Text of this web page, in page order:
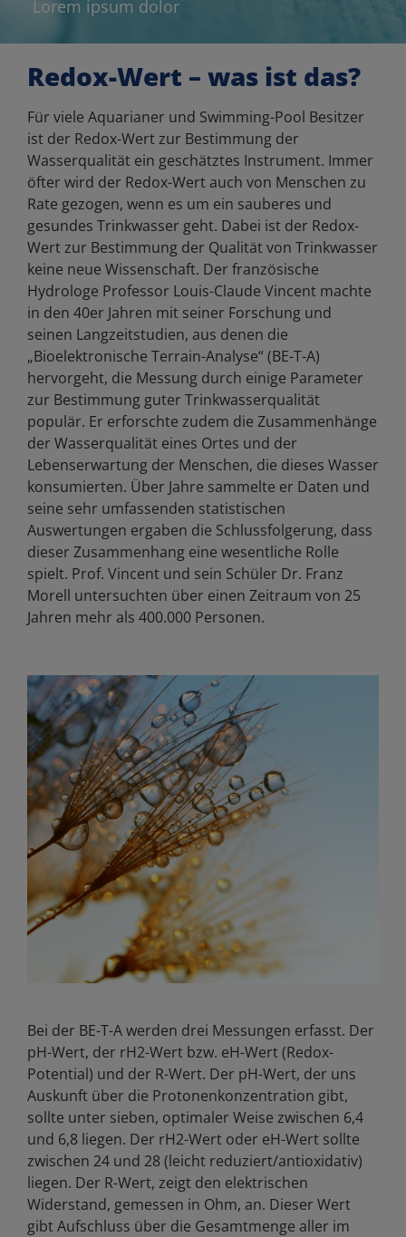
Lorem ipsum dolor
Redox-Wert – was ist das?
Für viele Aquarianer und Swimming-Pool Besitzer
ist der Redox-Wert zur Bestimmung der
Wasserqualität ein geschätztes Instrument. Immer
öfter wird der Redox-Wert auch von Menschen zu
Rate gezogen, wenn es um ein sauberes und
gesundes Trinkwasser geht. Dabei ist der Redox-
Wert zur Bestimmung der Qualität von Trinkwasser
keine neue Wissenschaft. Der französische
Hydrologe Professor Louis-Claude Vincent machte
in den 40er Jahren mit seiner Forschung und
seinen Langzeitstudien, aus denen die
„Bioelektronische Terrain-Analyse“ (BE-T-A)
hervorgeht, die Messung durch einige Parameter
zur Bestimmung guter Trinkwasserqualität
populär. Er erforschte zudem die Zusammenhänge
der Wasserqualität eines Ortes und der
Lebenserwartung der Menschen, die dieses Wasser
konsumierten. Über Jahre sammelte er Daten und
seine sehr umfassenden statistischen
Auswertungen ergaben die Schlussfolgerung, dass
dieser Zusammenhang eine wesentliche Rolle
spielt. Prof. Vincent und sein Schüler Dr. Franz
Morell untersuchten über einen Zeitraum von 25
Jahren mehr als 400.000 Personen.
Bei der BE-T-A werden drei Messungen erfasst. Der
pH-Wert, der rH2-Wert bzw. eH-Wert (Redox-
Potential) und der R-Wert. Der pH-Wert, der uns
Auskunft über die Protonenkonzentration gibt,
sollte unter sieben, optimaler Weise zwischen 6,4
und 6,8 liegen. Der rH2-Wert oder eH-Wert sollte
zwischen 24 und 28 (leicht reduziert/antioxidativ)
liegen. Der R-Wert, zeigt den elektrischen
Widerstand, gemessen in Ohm, an. Dieser Wert
gibt Aufschluss über die Gesamtmenge aller im